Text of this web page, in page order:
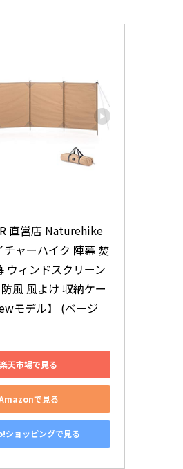
直営店 Naturehike
チャーハイク 陣幕 焚
ウィンドスクリーン
風 風よけ 収納ケー
モデル】 (ベージ
楽天市場で見る
で見る
ショッピングで見る